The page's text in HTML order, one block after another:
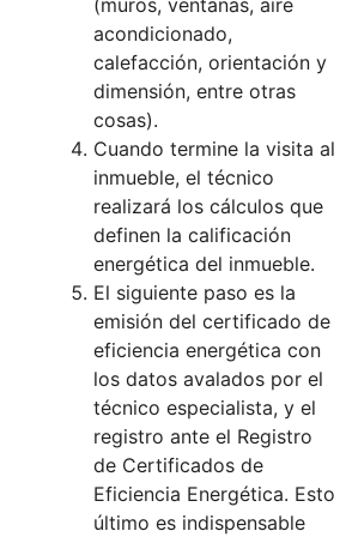
(muros, ventanas, aire
acondicionado,
calefacción, orientación y
dimensión, entre otras
cosas).
Cuando termine la visita al
inmueble, el técnico
realizará los cálculos que
definen la calificación
energética del inmueble.
El siguiente paso es la
emisión del certificado de
eficiencia energética con
los datos avalados por el
técnico especialista, y el
registro ante el Registro
de Certificados de
Eficiencia Energética. Esto
último es indispensable